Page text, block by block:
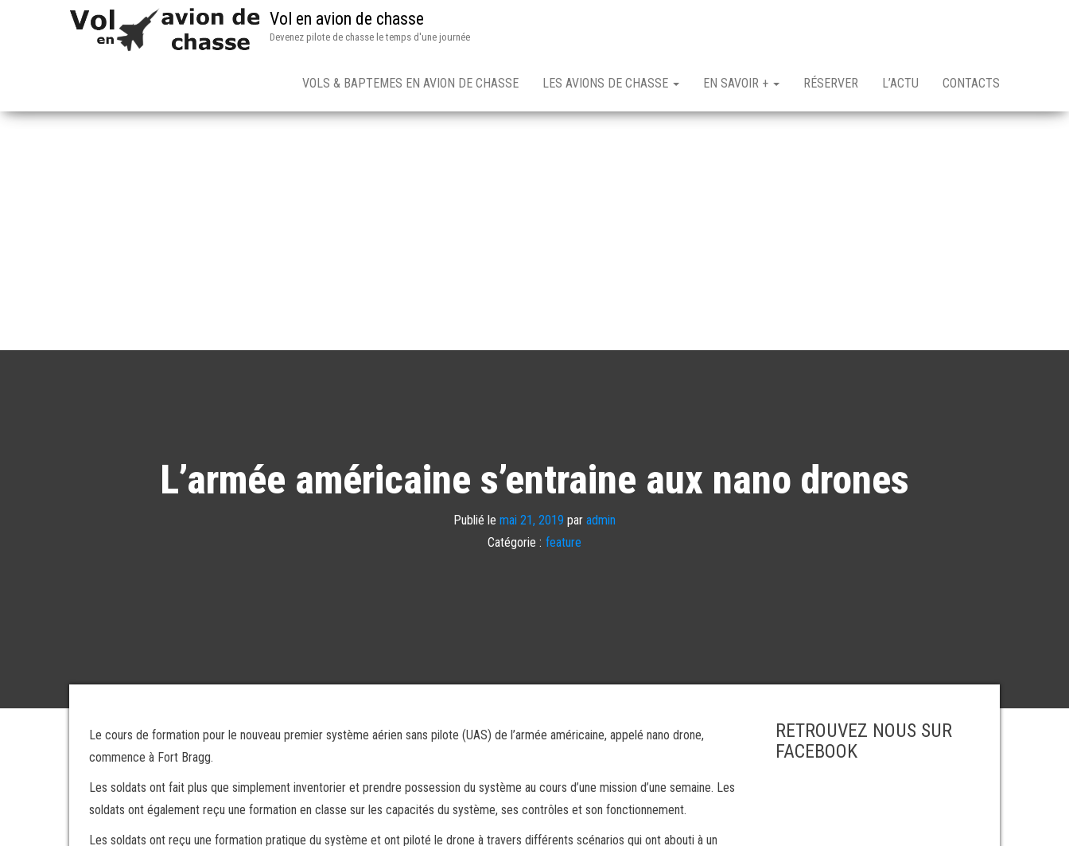
Vol en avion de chasse
Devenez pilote de chasse le temps d'une journée
VOLS & BAPTEMES EN AVION DE CHASSE LES AVIONS DE CHASSE EN SAVOIR + RÉSERVER L’ACTU CONTACTS
L’armée américaine s’entraine aux nano drones
Publié le mai 21, 2019 par admin
Catégorie : feature
Le cours de formation pour le nouveau premier système aérien sans pilote (UAS) de l’armée américaine, appelé nano drone,
commence à Fort Bragg.
Les soldats ont fait plus que simplement inventorier et prendre possession du système au cours d’une mission d’une semaine. Les
soldats ont également reçu une formation en classe sur les capacités du système, ses contrôles et son fonctionnement.
Les soldats ont reçu une formation pratique du système et ont piloté le drone à travers différents scénarios qui ont abouti à un
RETROUVEZ NOUS SUR
FACEBOOK